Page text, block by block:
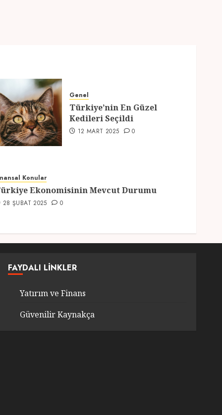
Genel
Türkiye’nin En Güzel
Kedileri Seçildi
12 MART 2025 0
Konular
Ekonomisinin Mevcut Durumu
28 ŞUBAT 2025 0
FAYDALI LINKLER
Yatırım ve Finans
Güvenilir Kaynakça